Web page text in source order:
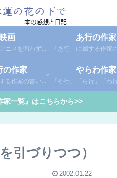
映画
海外、日本、アニメを問わず映画の感想（レビュー）を綴っています。
あ行の作家
の作家
「ま行」に属する作家の書いた本の感想です。さらに「ま」「み」「む」「め」「も」に分類していあります。お好きな作家の作品を探してみてください。
やらわ作家
家一覧』はこちらから>>
引づりつつ）
2002.01.22